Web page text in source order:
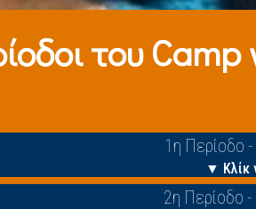
τoυ Camp
1η Περίοδο -
▼ Κλίκ
2η Περίοδο -